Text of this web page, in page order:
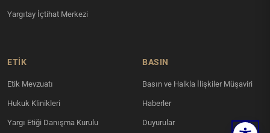
Yargıtay İçtihat Merkezi
ETİK
Etik Mevzuatı
Hukuk Klinikleri
Yargı Etiği Danışma Kurulu
BASIN
Basın ve Halkla İlişkiler Müşaviri
Haberler
Duyurular